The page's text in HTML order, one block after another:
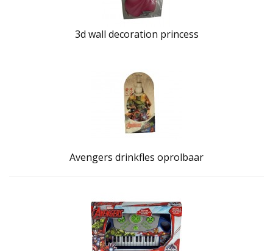
3d wall decoration princess
Avengers drinkfles oprolbaar